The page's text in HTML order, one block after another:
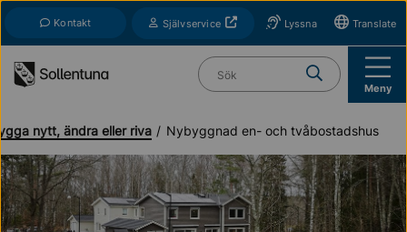
Kontakt SjälvserviceÖppnas i nytt fönsterLyssna Translate
Vad söker du?
Meny
nytt, ändra eller riva Nybyggnad en- och tvåbostadshus